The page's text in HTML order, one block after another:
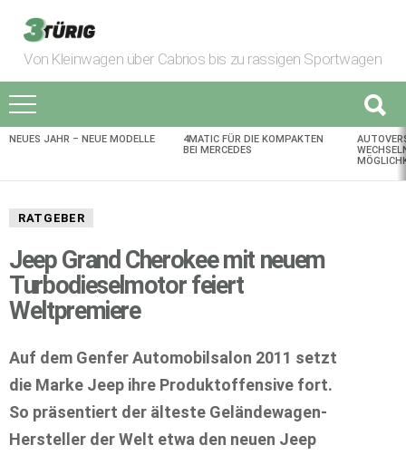
Von Kleinwagen über Cabrios bis zu rassigen Sportwagen
AKTUELLES
NEUES JAHR – NEUE MODELLE
4MATIC FÜR DIE KOMPAKTEN
BEI MERCEDES
RATGEBER
Jeep Grand Cherokee mit neuem
Turbodieselmotor feiert
Weltpremiere
Auf dem Genfer Automobilsalon 2011 setzt
die Marke Jeep ihre Produktoffensive fort.
So präsentiert der älteste Geländewagen-
Hersteller der Welt etwa den neuen Jeep